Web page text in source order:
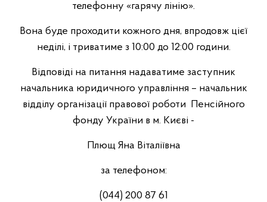
телефонну «гарячу лінію».
Вона буде проходити кожного дня, впродовж цієї
неділі, і триватиме з 10:00 до 12:00 години.
Відповіді на питання надаватиме заступник
начальника юридичного управління – начальник
відділу організації правової роботи Пенсійного
фонду України в м. Києві -
Плющ Яна Віталіївна
за телефоном:
(044) 200 87 61